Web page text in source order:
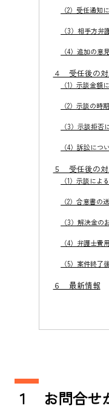
（2）受任通知
（3）相手方弁
（4）追加の意
４ 受任後の対
（1）示談金額
（2）示談の時
（3）示談拒否
（4）訴訟につ
５ 受任後の対
（1）示談によ
（2）合意書の
（3）解決金の
（4）弁護士費
（5）案件終了
６ 最新情報
１ お問合せ